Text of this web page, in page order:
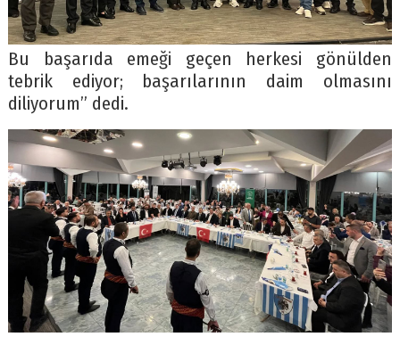
Bu başarıda emeği geçen herkesi gönülden
tebrik ediyor; başarılarının daim olmasını
diliyorum” dedi.